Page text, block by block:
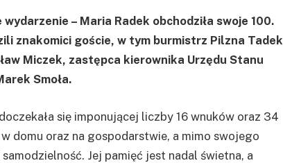
– Maria Radek obchodziła swoje 100.
znakomici goście, w tym burmistrz Pilzna Tadek
Miczek, zastępca kierownika Urzędu Stanu
Smoła.
się imponującej liczby 16 wnuków oraz 34
domu oraz na gospodarstwie, a mimo swojego
Jej pamięć jest nadal świetna, a